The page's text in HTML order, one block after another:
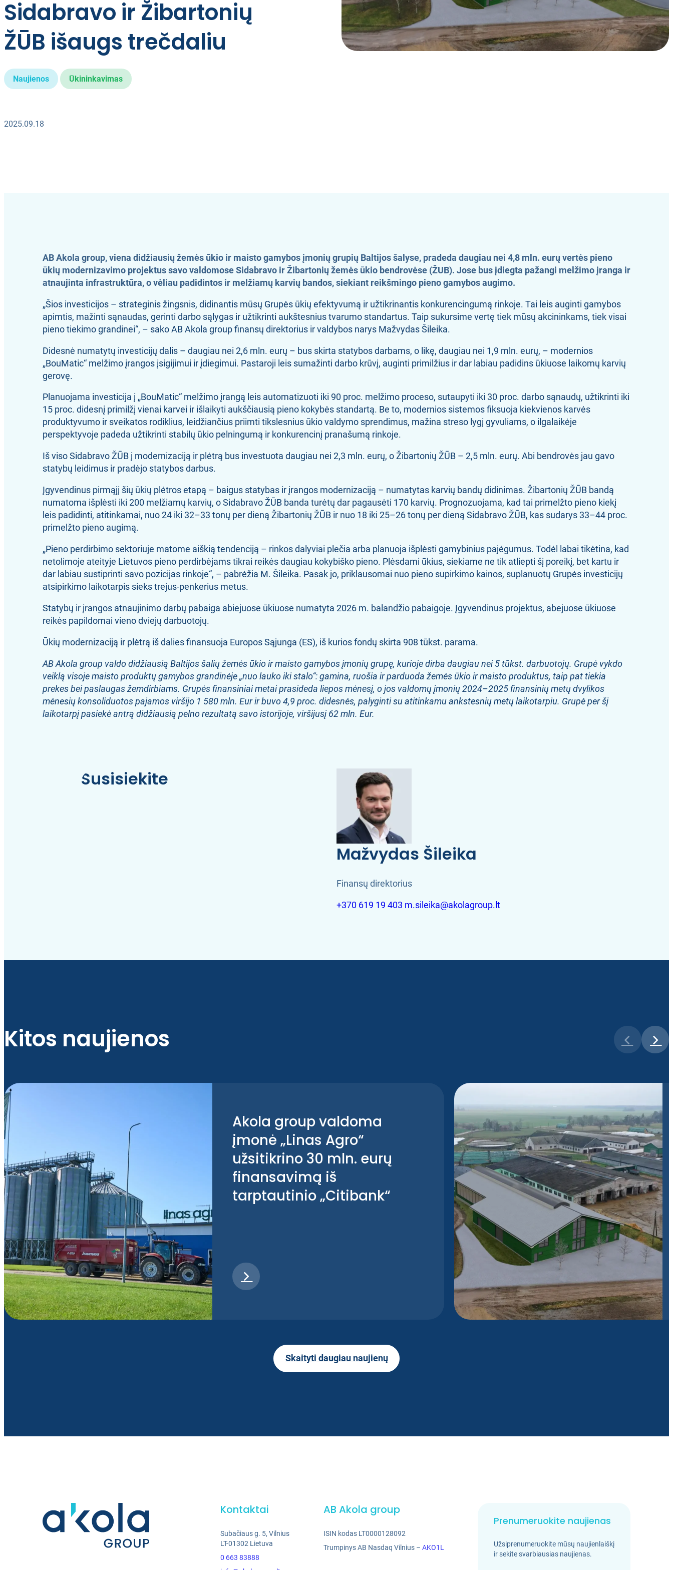
Rizikos valdymas
Sidabravo ir Žibartonių
ŽŪB išaugs trečdaliu
Naujienos Ūkininkavimas
2025.09.18
AB Akola group, viena didžiausių žemės ūkio ir maisto gamybos įmonių grupių Baltijos šalyse, pradeda daugiau nei 4,8 mln. eurų vertės pieno
ūkių modernizavimo projektus savo valdomose Sidabravo ir Žibartonių žemės ūkio bendrovėse (ŽUB). Jose bus įdiegta pažangi melžimo įranga ir
atnaujinta infrastruktūra, o vėliau padidintos ir melžiamų karvių bandos, siekiant reikšmingo pieno gamybos augimo.
„Šios investicijos – strateginis žingsnis, didinantis mūsų Grupės ūkių efektyvumą ir užtikrinantis konkurencingumą rinkoje. Tai leis auginti gamybos
apimtis, mažinti sąnaudas, gerinti darbo sąlygas ir užtikrinti aukštesnius tvarumo standartus. Taip sukursime vertę tiek mūsų akcininkams, tiek visai
pieno tiekimo grandinei“, – sako AB Akola group finansų direktorius ir valdybos narys Mažvydas Šileika.
Didesnė numatytų investicijų dalis – daugiau nei 2,6 mln. eurų – bus skirta statybos darbams, o likę, daugiau nei 1,9 mln. eurų, – modernios
„BouMatic“ melžimo įrangos įsigijimui ir įdiegimui. Pastaroji leis sumažinti darbo krūvį, auginti primilžius ir dar labiau padidins ūkiuose laikomų karvių
gerovę.
Planuojama investicija į „BouMatic“ melžimo įrangą leis automatizuoti iki 90 proc. melžimo proceso, sutaupyti iki 30 proc. darbo sąnaudų, užtikrinti iki
15 proc. didesnį primilžį vienai karvei ir išlaikyti aukščiausią pieno kokybės standartą. Be to, modernios sistemos fiksuoja kiekvienos karvės
produktyvumo ir sveikatos rodiklius, leidžiančius priimti tikslesnius ūkio valdymo sprendimus, mažina streso lygį gyvuliams, o ilgalaikėje
perspektyvoje padeda užtikrinti stabilų ūkio pelningumą ir konkurencinį pranašumą rinkoje.
Iš viso Sidabravo ŽŪB į modernizaciją ir plėtrą bus investuota daugiau nei 2,3 mln. eurų, o Žibartonių ŽŪB – 2,5 mln. eurų. Abi bendrovės jau gavo
statybų leidimus ir pradėjo statybos darbus.
Įgyvendinus pirmąjį šių ūkių plėtros etapą – baigus statybas ir įrangos modernizaciją – numatytas karvių bandų didinimas. Žibartonių ŽŪB bandą
numatoma išplėsti iki 200 melžiamų karvių, o Sidabravo ŽŪB banda turėtų dar pagausėti 170 karvių. Prognozuojama, kad tai primelžto pieno kiekį
leis padidinti, atitinkamai, nuo 24 iki 32–33 tonų per dieną Žibartonių ŽŪB ir nuo 18 iki 25–26 tonų per dieną Sidabravo ŽŪB, kas sudarys 33–44 proc.
primelžto pieno augimą.
„Pieno perdirbimo sektoriuje matome aiškią tendenciją – rinkos dalyviai plečia arba planuoja išplėsti gamybinius pajėgumus. Todėl labai tikėtina, kad
netolimoje ateityje Lietuvos pieno perdirbėjams tikrai reikės daugiau kokybiško pieno. Plėsdami ūkius, siekiame ne tik atliepti šį poreikį, bet kartu ir
dar labiau sustiprinti savo pozicijas rinkoje“, – pabrėžia M. Šileika. Pasak jo, priklausomai nuo pieno supirkimo kainos, suplanuotų Grupės investicijų
atsipirkimo laikotarpis sieks trejus-penkerius metus.
Statybų ir įrangos atnaujinimo darbų pabaiga abiejuose ūkiuose numatyta 2026 m. balandžio pabaigoje. Įgyvendinus projektus, abejuose ūkiuose
reikės papildomai vieno dviejų darbuotojų.
Ūkių modernizaciją ir plėtrą iš dalies finansuoja Europos Sąjunga (ES), iš kurios fondų skirta 908 tūkst. parama.
AB Akola group valdo didžiausią Baltijos šalių žemės ūkio ir maisto gamybos įmonių grupę, kurioje dirba daugiau nei 5 tūkst. darbuotojų. Grupė vykdo
veiklą visoje maisto produktų gamybos grandinėje „nuo lauko iki stalo“: gamina, ruošia ir parduoda žemės ūkio ir maisto produktus, taip pat tiekia
prekes bei paslaugas žemdirbiams. Grupės finansiniai metai prasideda liepos mėnesį, o jos valdomų įmonių 2024–2025 finansinių metų dvylikos
mėnesių konsoliduotos pajamos viršijo 1 580 mln. Eur ir buvo 4,9 proc. didesnės, palyginti su atitinkamu ankstesnių metų laikotarpiu. Grupė per šį
laikotarpį pasiekė antrą didžiausią pelno rezultatą savo istorijoje, viršijusį 62 mln. Eur.
Susisiekite
Mažvydas Šileika
Finansų direktorius
+370 619 19 403 m.sileika@akolagroup.lt
Kitos naujienos
Akola group valdoma
įmonė „Linas Agro“
užsitikrino 30 mln. eurų
finansavimą iš
tarptautinio „Citibank“
Skaityti daugiau naujienų
Kontaktai
Subačiaus g. 5, Vilnius
LT-01302 Lietuva
0 663 83888
AB Akola group
ISIN kodas LT0000128092
Trumpinys AB Nasdaq Vilnius – AKO1L
Prenumeruokite naujienas
Užsiprenumeruokite mūsų naujienlaiškį
ir sekite svarbiausias naujienas.